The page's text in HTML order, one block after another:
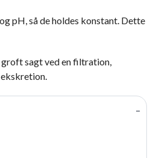
pH, så de holdes konstant. Dette
sagt ved en filtration,
−